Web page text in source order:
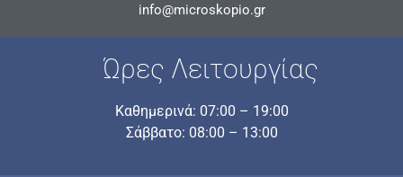
info@microskopio.gr
Ώρες Λειτουργίας
Καθημερινά: 07:00 – 19:00
Σάββατο: 08:00 – 13:00